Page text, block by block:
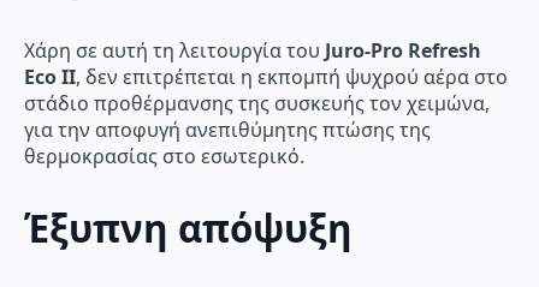
Χάρη σε αυτή τη λειτουργία του Juro-Pro Refresh
Eco II, δεν επιτρέπεται η εκπομπή ψυχρού αέρα στο
στάδιο προθέρμανσης της συσκευής τον χειμώνα,
για την αποφυγή ανεπιθύμητης πτώσης της
θερμοκρασίας στο εσωτερικό.
Έξυπνη απόψυξη